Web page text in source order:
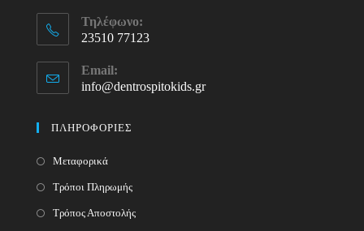
Τηλέφωνο:
23510 77123
in
your
Email:
info@dentrospitokids.grOpens
ΠΛΗΡΟΦΟΡΙΕΣ
Μεταφορικά
Τρόποι Πληρωμής
Τρόπος Αποστολής